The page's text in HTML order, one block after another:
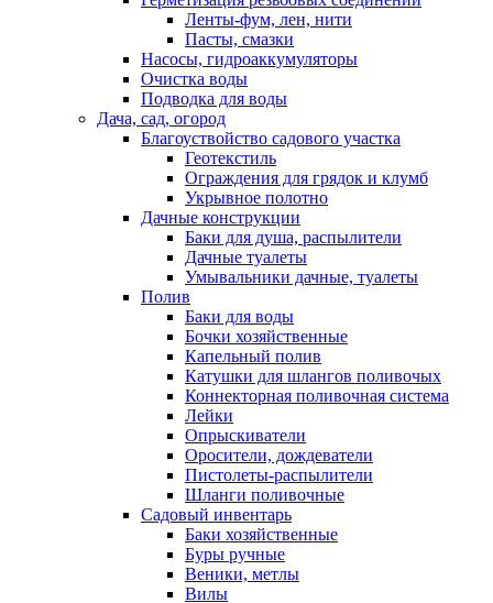
Ленты-фум, лен, нити
Пасты, смазки
Насосы, гидроаккумуляторы
Очистка воды
Подводка для воды
Дача, сад, огород
Благоуствойство садового участка
Геотекстиль
Ограждения для грядок и клумб
Укрывное полотно
Дачные конструкции
Баки для душа, распылители
Дачные туалеты
Умывальники дачные, туалеты
Полив
Баки для воды
Бочки хозяйственные
Капельный полив
Катушки для шлангов поливочых
Коннекторная поливочная система
Лейки
Опрыскиватели
Оросители, дождеватели
Пистолеты-распылители
Шланги поливочные
Садовый инвентарь
Баки хозяйственные
Буры ручные
Веники, метлы
Вилы